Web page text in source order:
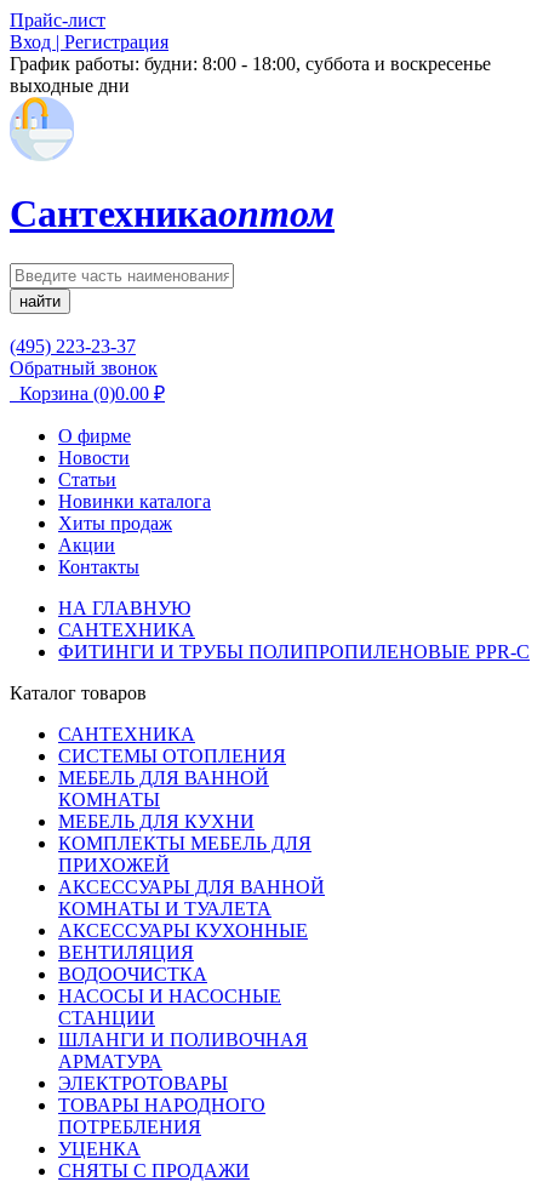
Прайс-лист
Вход | Регистрация
График работы: будни: 8:00 - 18:00, суббота и воскресенье
выходные дни
Сантехникаоптом
найти
(495) 223-23-37
Обратный звонок
Корзина (0)0.00 ₽
О фирме
Новости
Статьи
Новинки каталога
Хиты продаж
Акции
Контакты
НА ГЛАВНУЮ
САНТЕХНИКА
ФИТИНГИ И ТРУБЫ ПОЛИПРОПИЛЕНОВЫЕ PPR-C
Каталог товаров
САНТЕХНИКА
СИСТЕМЫ ОТОПЛЕНИЯ
МЕБЕЛЬ ДЛЯ ВАННОЙ
КОМНАТЫ
МЕБЕЛЬ ДЛЯ КУХНИ
КОМПЛЕКТЫ МЕБЕЛЬ ДЛЯ
ПРИХОЖЕЙ
АКСЕССУАРЫ ДЛЯ ВАННОЙ
КОМНАТЫ И ТУАЛЕТА
АКСЕССУАРЫ КУХОННЫЕ
ВЕНТИЛЯЦИЯ
ВОДООЧИСТКА
НАСОСЫ И НАСОСНЫЕ
СТАНЦИИ
ШЛАНГИ И ПОЛИВОЧНАЯ
АРМАТУРА
ЭЛЕКТРОТОВАРЫ
ТОВАРЫ НАРОДНОГО
ПОТРЕБЛЕНИЯ
УЦЕНКА
СНЯТЫ С ПРОДАЖИ